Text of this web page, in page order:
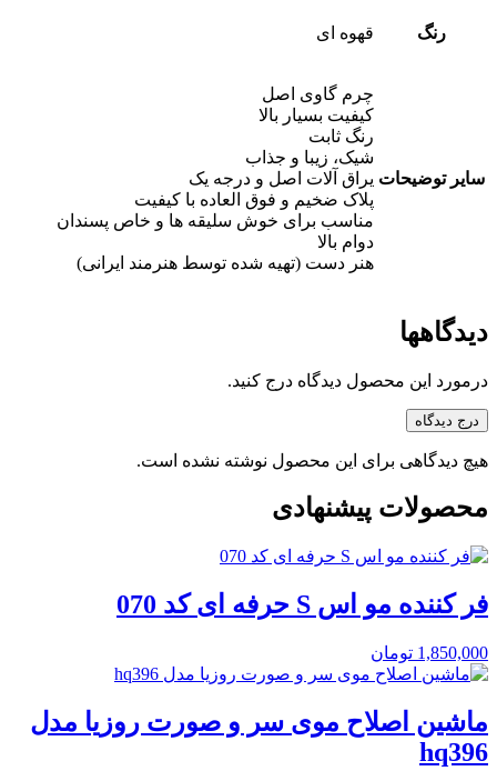
رنگ قهوه ای
سایر توضیحات
چرم گاوی اصل
کیفیت بسیار بالا
رنگ ثابت
شیک، زیبا و جذاب
یراق آلات اصل و درجه یک
پلاک ضخیم و فوق العاده با کیفیت
مناسب برای خوش سلیقه ها و خاص پسندان
دوام بالا
هنر دست (تهیه شده توسط هنرمند ایرانی)
دیدگاهها
درمورد این محصول دیدگاه درج کنید.
درج دیدگاه
هیچ دیدگاهی برای این محصول نوشته نشده است.
محصولات پیشنهادی
فر کننده مو اس S حرفه ای کد 070
1,850,000 تومان
ماشین اصلاح موی سر و صورت روزیا مدل
hq396